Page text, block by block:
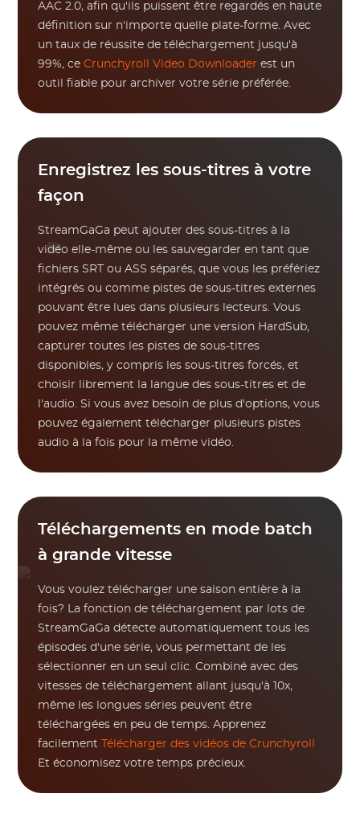
AAC 2.0, afin qu'ils puissent être regardés en haute
définition sur n'importe quelle plate-forme. Avec
un taux de réussite de téléchargement jusqu'à
99%, ceCrunchyroll Video Downloaderest un
outil fiable pour archiver votre série préférée.
Enregistrez les sous-titres à votre
façon
StreamGaGa peut ajouter des sous-titres à la
vidéo elle-même ou les sauvegarder en tant que
fichiers SRT ou ASS séparés, que vous les préfériez
intégrés ou comme pistes de sous-titres externes
pouvant être lues dans plusieurs lecteurs. Vous
pouvez même télécharger une version HardSub,
capturer toutes les pistes de sous-titres
disponibles, y compris les sous-titres forcés, et
choisir librement la langue des sous-titres et de
l'audio. Si vous avez besoin de plus d'options, vous
pouvez également télécharger plusieurs pistes
audio à la fois pour la même vidéo.
Téléchargements en mode batch
à grande vitesse
Vous voulez télécharger une saison entière à la
fois? La fonction de téléchargement par lots de
StreamGaGa détecte automatiquement tous les
épisodes d'une série, vous permettant de les
sélectionner en un seul clic. Combiné avec des
vitesses de téléchargement allant jusqu'à 10x,
même les longues séries peuvent être
téléchargées en peu de temps. Apprenez
facilement
Télécharger des vidéos de Crunchyroll
Et économisez votre temps précieux.